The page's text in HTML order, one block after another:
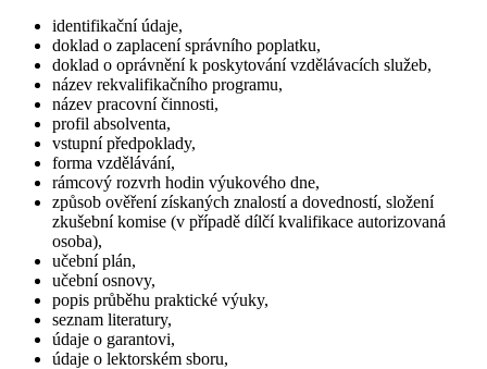
identifikační údaje,
doklad o zaplacení správního poplatku,
doklad o oprávnění k poskytování vzdělávacích služeb,
název rekvalifikačního programu,
název pracovní činnosti,
profil absolventa,
vstupní předpoklady,
forma vzdělávání,
rámcový rozvrh hodin výukového dne,
způsob ověření získaných znalostí a dovedností, složení
zkušební komise (v případě dílčí kvalifikace autorizovaná
osoba),
učební plán,
učební osnovy,
popis průběhu praktické výuky,
seznam literatury,
údaje o garantovi,
údaje o lektorském sboru,